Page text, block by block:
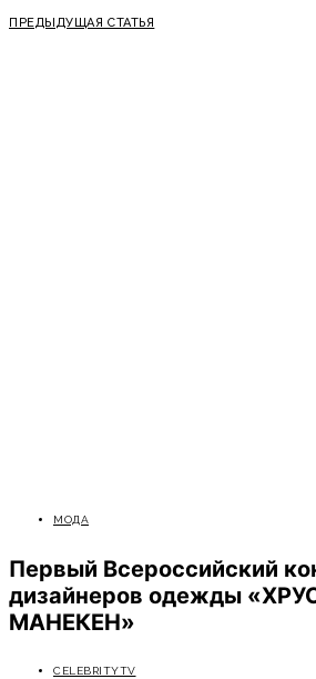
ПРЕДЫДУЩАЯ СТАТЬЯ
МОДА
Первый Всероссийский
дизайнеров одежды
МАНЕКЕН»
CELEBRITYTV